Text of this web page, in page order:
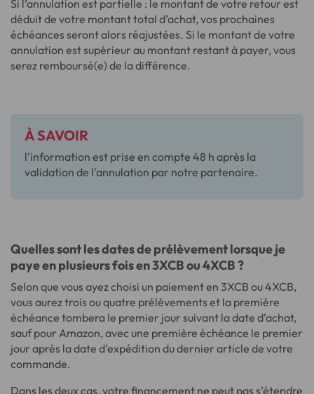
Si l’annulation est partielle : le montant de votre retour est
déduit de votre montant total d’achat, vos prochaines
échéances seront alors réajustées. Si le montant de votre
annulation est supérieur au montant restant à payer, vous
serez remboursé(e) de la différence.
À SAVOIR
l'information est prise en compte 48 h après la
validation de l'annulation par notre partenaire.
Quelles sont les dates de prélèvement lorsque je
paye en plusieurs fois en 3XCB ou 4XCB ?
Selon que vous ayez choisi un paiement en 3XCB ou 4XCB,
vous aurez trois ou quatre prélèvements et la première
échéance tombera le premier jour suivant la date d’achat,
sauf pour Amazon, avec une première échéance le premier
jour après la date d’expédition du dernier article de votre
commande.
Dans les deux cas, votre financement ne peut pas s’étendre